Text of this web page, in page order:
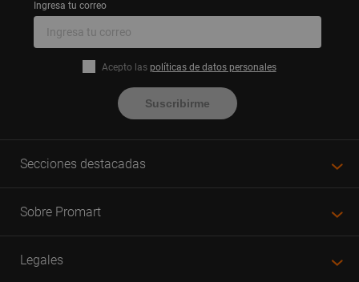
Ingresa tu correo
Acepto las políticas de datos personales
Suscribirme
Secciones destacadas
Sobre Promart
Legales